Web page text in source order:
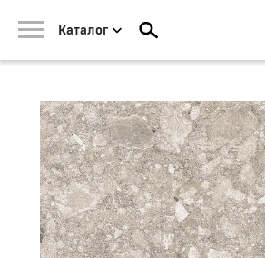
Каталог